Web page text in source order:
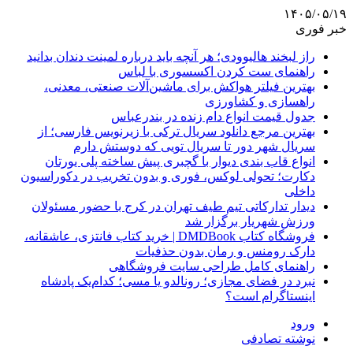
۱۴۰۵/۰۵/۱۹
خبر فوری
راز لبخند هالیوودی؛ هر آنچه باید درباره لمینت دندان بدانید
راهنمای ست کردن اکسسوری با لباس
بهترین فیلتر هواکش برای ماشین‌آلات صنعتی، معدنی،
راهسازی و کشاورزی
جدول قیمت انواع دام زنده در بندرعباس
بهترین مرجع دانلود سریال ترکی با زیرنویس فارسی؛ از
سریال شهر دور تا سریال تویی که دوستش دارم
انواع قاب بندی دیوار با گچبری پیش ساخته پلی یورتان
دکارت؛ تحولی لوکس، فوری و بدون تخریب در دکوراسیون
داخلی
دیدار تدارکاتی تیم طیف تهران در کرج با حضور مسئولان
ورزش شهریار برگزار شد
فروشگاه کتاب DMDBook | خرید کتاب فانتزی، عاشقانه،
دارک رومنس و رمان بدون حذفیات
راهنمای کامل طراحی سایت فروشگاهی
نبرد در فضای مجازی؛ رونالدو یا مسی؛ کدام‌یک پادشاه
اینستاگرام است؟
ورود
نوشته تصادفی